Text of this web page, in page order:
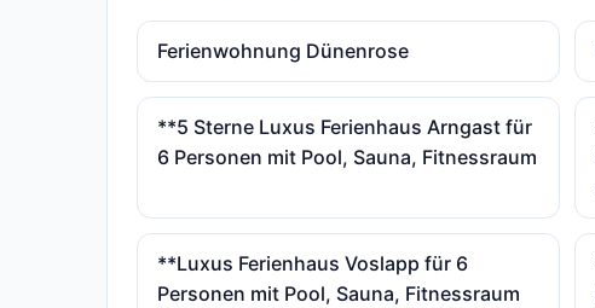
Ferienwohnung Dünenrose
**5 Sterne Luxus Ferienhaus Arngast für
6 Personen mit Pool, Sauna, Fitnessraum
**Luxus Ferienhaus Voslapp für 6
Personen mit Pool, Sauna, Fitnessraum